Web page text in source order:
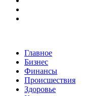
Главное
Бизнес
Финансы
Происшествия
Здоровье